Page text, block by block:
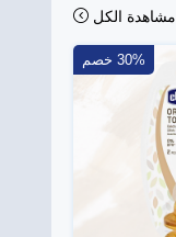
مشاهدة الكل
30% خصم